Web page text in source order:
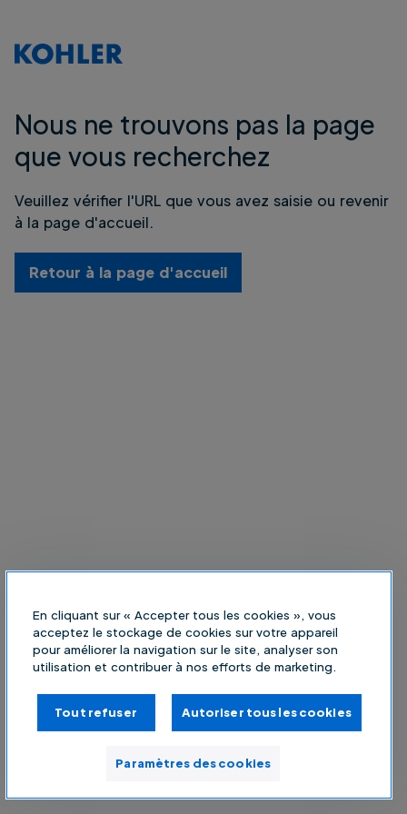
Nous ne trouvons pas la page
que vous recherchez
Veuillez vérifier l'URL que vous avez saisie ou revenir
à la page d'accueil.
Retour à la page d'accueil
En cliquant sur « Accepter tous les cookies », vous
acceptez le stockage de cookies sur votre appareil
pour améliorer la navigation sur le site, analyser son
utilisation et contribuer à nos efforts de marketing.
Tout refuser Autoriser tous les cookies
Paramètres des cookies